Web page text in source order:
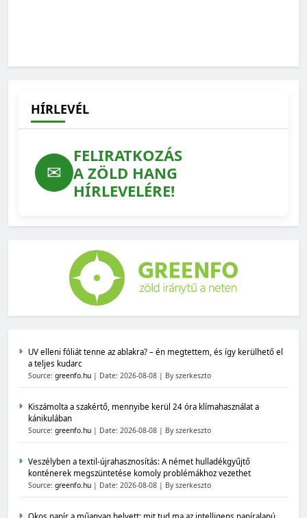
HÍRLEVÉL
✉
FELIRATKOZÁS
A ZÖLD HANG
HÍRLEVELÉRE!
UV elleni fóliát tenne az ablakra? – én megtettem, és így kerülhető el
a teljes kudarc
Source: greenfo.hu Date: 2026-08-08 By szerkeszto
Kiszámolta a szakértő, mennyibe kerül 24 óra klímahasználat a
kánikulában
Source: greenfo.hu Date: 2026-08-08 By szerkeszto
Veszélyben a textil-újrahasznosítás: A német hulladékgyűjtő
konténerek megszüntetése komoly problémákhoz vezethet
Source: greenfo.hu Date: 2026-08-08 By szerkeszto